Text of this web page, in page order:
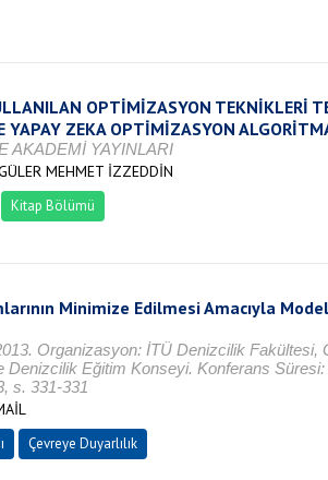
OPTİMİZASYON TEKNİKLERİ
ZEKA OPTİMİZASYON
AKADEMİ YAYINLARI
MEHMET İZZEDDİN
Kitap Bölümü
Minimize Edilmesi Amacıyla
Organizasyon: İTÜ Denizcilik Fakültesi,
Denizcilik Eğitim Konseyi. Konferans
s. 331-331
Çevreye Duyarlılık